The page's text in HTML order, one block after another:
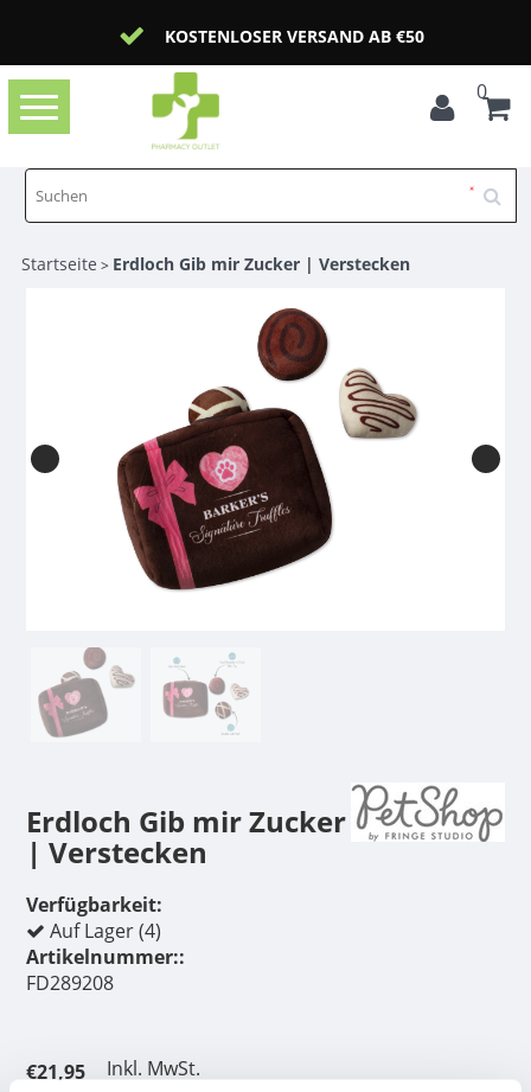
KOSTENLOSER VERSAND AB €50
Toggle
navigation
0
Startseite > Erdloch Gib mir Zucker | Verstecken
Erdloch Gib mir Zucker
| Verstecken
Verfügbarkeit:
Auf Lager (4)
Artikelnummer::
FD289208
€21,95
Inkl. MwSt.